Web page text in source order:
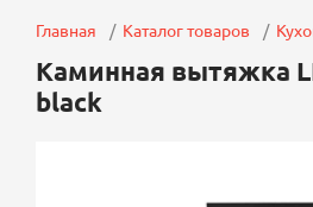
Главная Каталог товаров
Каминная вытяжка
black